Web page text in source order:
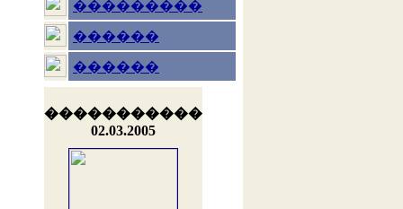
���������
������
������
�����������
02.03.2005